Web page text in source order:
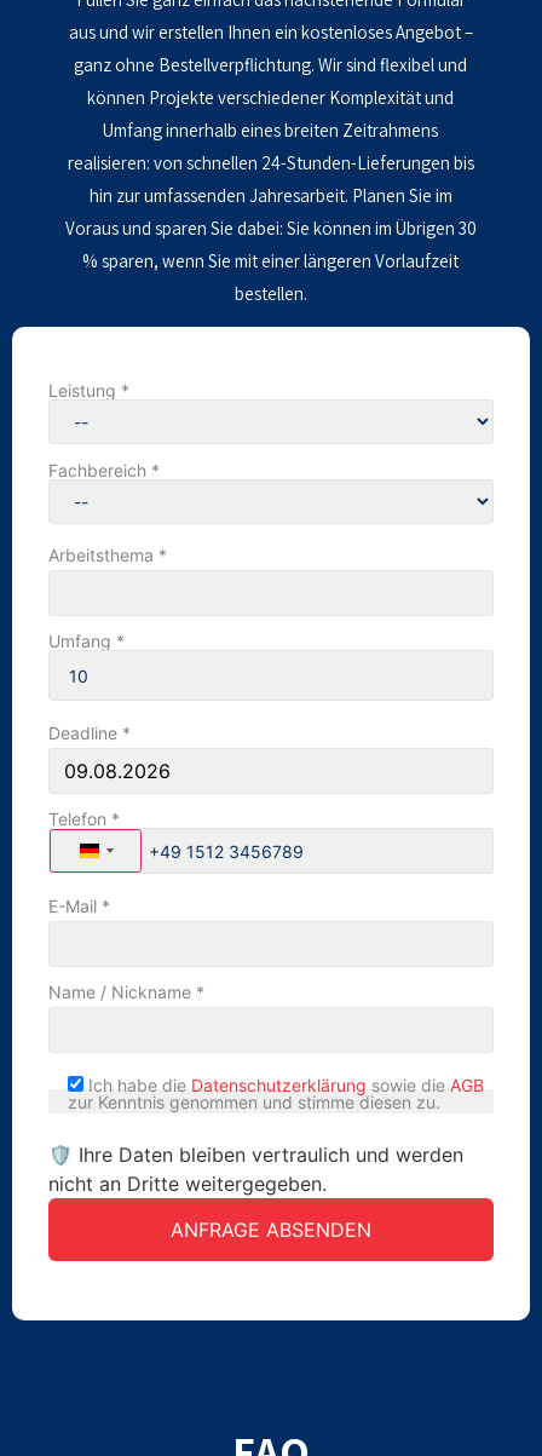
aus und wir erstellen Ihnen ein kostenloses Angebot –
ganz ohne Bestellverpflichtung. Wir sind flexibel und
können Projekte verschiedener Komplexität und
Umfang innerhalb eines breiten Zeitrahmens
realisieren: von schnellen 24-Stunden-Lieferungen bis
hin zur umfassenden Jahresarbeit. Planen Sie im
Voraus und sparen Sie dabei: Sie können im Übrigen 30
% sparen, wenn Sie mit einer längeren Vorlaufzeit
bestellen.
Leistung *
Fachbereich *
Arbeitsthema *
Umfang *
Deadline *
Telefon *
Germany +49
E-Mail *
Name / Nickname *
Ich habe die Datenschutzerklärung sowie die AGB
zur Kenntnis genommen und stimme diesen zu.
🛡 Ihre Daten bleiben vertraulich und werden
nicht an Dritte weitergegeben.